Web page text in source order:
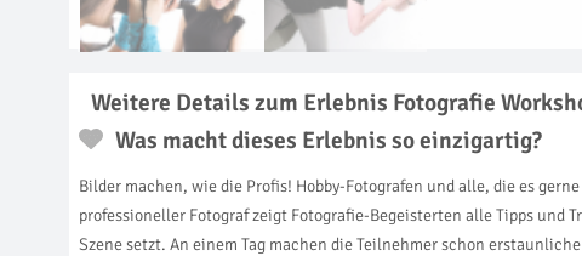
Weitere Details zum Erlebnis Fotografie
Was macht dieses Erlebnis so einzigartig?
Bilder machen, wie die Profis! Hobby-Fotografen und alle, die es
professioneller Fotograf zeigt Fotografie-Begeisterten alle Tipps und
Szene setzt. An einem Tag machen die Teilnehmer schon